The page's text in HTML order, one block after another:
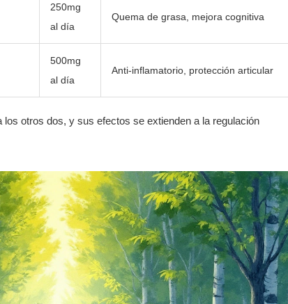
250mg
al día
Quema de grasa, mejora cognitiva
500mg
al día
Anti‑inflamatorio, protección articular
otros dos, y sus efectos se extienden a la regulación